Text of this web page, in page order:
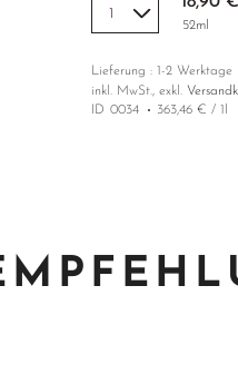
52ml
Lieferung : 1-2 Werktage
inkl. MwSt., exkl.
ID 0034 363,46 € / 1l